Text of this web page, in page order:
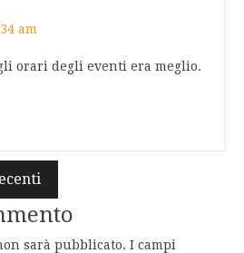
am
orari degli eventi era meglio.
sarà pubblicato. I campi